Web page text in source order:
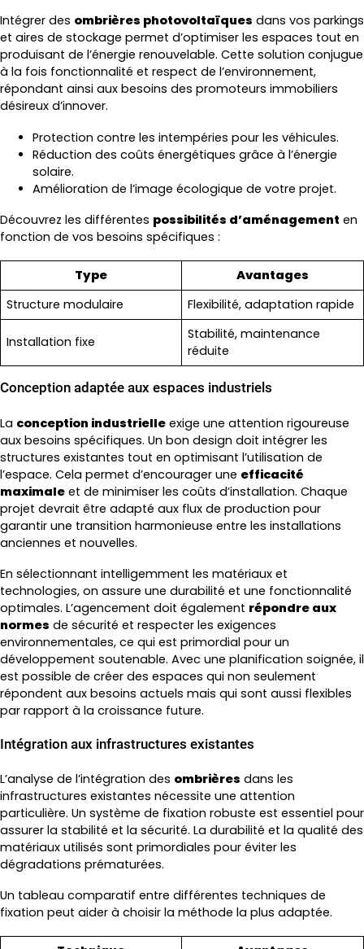
Intégrer des ombrières photovoltaïques dans vos parkings
et aires de stockage permet d’optimiser les espaces tout en
produisant de l’énergie renouvelable. Cette solution conjugue
à la fois fonctionnalité et respect de l’environnement,
répondant ainsi aux besoins des promoteurs immobiliers
désireux d’innover.
Protection contre les intempéries pour les véhicules.
Réduction des coûts énergétiques grâce à l’énergie
solaire.
Amélioration de l’image écologique de votre projet.
Découvrez les différentes possibilités d’aménagement en
fonction de vos besoins spécifiques :
Type
Avantages
Structure modulaire
Flexibilité, adaptation rapide
Installation fixe
Stabilité, maintenance
réduite
Conception adaptée aux espaces industriels
La conception industrielle exige une attention rigoureuse
aux besoins spécifiques. Un bon design doit intégrer les
structures existantes tout en optimisant l’utilisation de
l’espace. Cela permet d’encourager une efficacité
maximale et de minimiser les coûts d’installation. Chaque
projet devrait être adapté aux flux de production pour
garantir une transition harmonieuse entre les installations
anciennes et nouvelles.
En sélectionnant intelligemment les matériaux et
technologies, on assure une durabilité et une fonctionnalité
optimales. L’agencement doit également répondre aux
normes de sécurité et respecter les exigences
environnementales, ce qui est primordial pour un
développement soutenable. Avec une planification soignée, il
est possible de créer des espaces qui non seulement
répondent aux besoins actuels mais qui sont aussi flexibles
par rapport à la croissance future.
Intégration aux infrastructures existantes
L’analyse de l’intégration des ombrières dans les
infrastructures existantes nécessite une attention
particulière. Un système de fixation robuste est essentiel pour
assurer la stabilité et la sécurité. La durabilité et la qualité des
matériaux utilisés sont primordiales pour éviter les
dégradations prématurées.
Un tableau comparatif entre différentes techniques de
fixation peut aider à choisir la méthode la plus adaptée.